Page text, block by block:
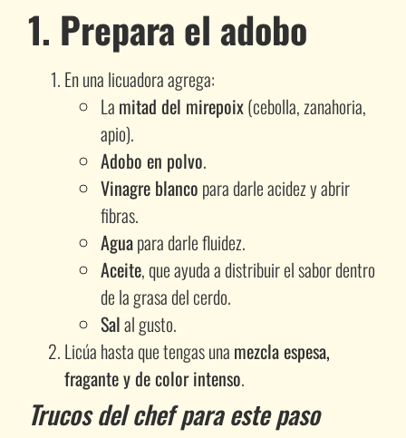
1. Prepara el adobo
En una licuadora agrega:
La mitad del mirepoix(cebolla, zanahoria,
apio).
Adobo en polvo.
Vinagre blanco para darle acidez y abrir
fibras.
Aguapara darle fluidez.
Aceite, que ayuda a distribuir el sabor dentro
de la grasa del cerdo.
Salal gusto.
Licúa hasta que tengas una mezcla espesa,
fragante y de color intenso.
Trucos del chef para este paso